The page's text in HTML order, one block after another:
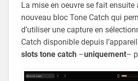
La mise en oeuvre se fait ensuite
nouveau bloc Tone Catch qui
d’utiliser une capture en
Catch disponible depuis
slots tone catch–uniquement–